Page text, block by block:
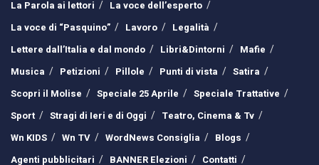
La Parola ai lettori
La voce dell’esperto
La voce di “Pasquino”
Lavoro
Legalità
Lettere dall’Italia e dal mondo
Libri&Dintorni
Mafie
Musica
Petizioni Pillole Punti di vista
Satira
Scopri il Molise
Speciale 25 Aprile
Speciale Trattative
Sport
Stragi di Ieri e di Oggi
Teatro, Cinema & Tv
Wn KIDS
Wn TV WordNews Consiglia
Blogs
Agenti pubblicitari
BANNER Elezioni Contatti